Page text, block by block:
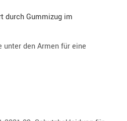
durch Gummizug im
den Armen für eine